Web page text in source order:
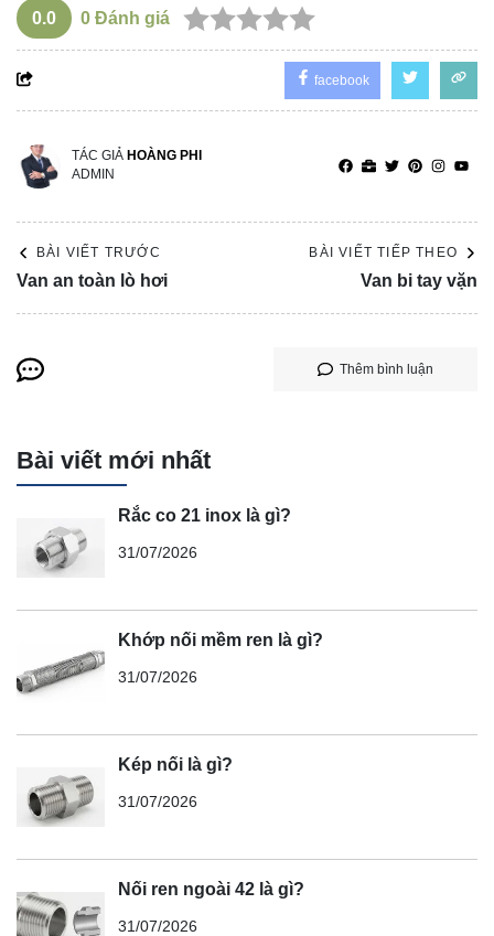
0.0 0 Đánh giá
facebook
TÁC GIẢ HOÀNG PHI
ADMIN
BÀI VIẾT TRƯỚC
Van an toàn lò hơi
BÀI VIẾT TIẾP THEO
Van bi tay vặn
Thêm bình luận
Bài viết mới nhất
Rắc co 21 inox là gì?
31/07/2026
Khớp nối mềm ren là gì?
31/07/2026
Kép nối là gì?
31/07/2026
Nối ren ngoài 42 là gì?
31/07/2026